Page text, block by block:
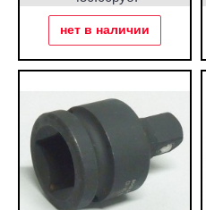
нет в наличии